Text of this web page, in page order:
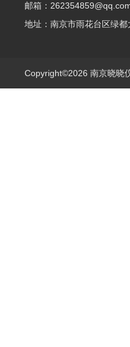
邮箱：
地址：南京市雨花台区绿都
Copyright©2026 南京晓